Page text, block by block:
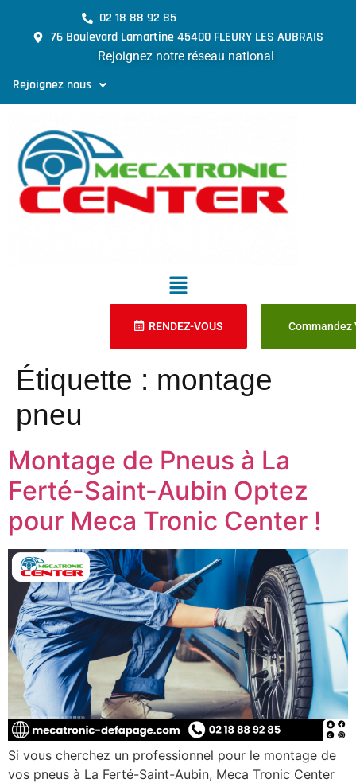
02 18 88 92 85
76 Boulevard Lamartine 45400 FLEURY LES AUBRAIS
Rejoignez notre réseau national
Rejoignez nous
RENDEZ-VOUS Commandez
Étiquette : montage
pneu
Montage de Pneus à La
Ferté-Saint-Aubin Optez
pour Meca Tronic Center !
Si vous cherchez un professionnel pour le montage de
vos pneus à La Ferté-Saint-Aubin, Meca Tronic Center